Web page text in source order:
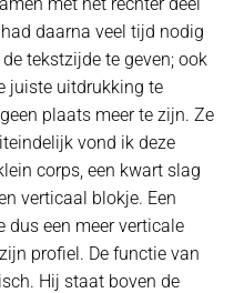
daarna veel tijd nodig
tekstzijde te geven; ook
juiste uitdrukking te
plaats meer te zijn. Ze
vond ik deze
corps, een kwart slag
verticaal blokje. Een
dus een meer verticale
profiel. De functie van
Hij staat boven de